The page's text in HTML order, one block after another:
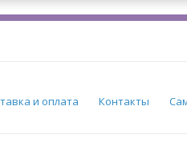
и оплата Контакты